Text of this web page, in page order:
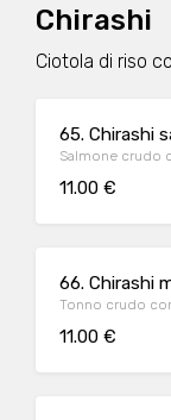
Chirashi
Ciotola di riso
65. Chirashi
Salmone crudo
11.00 €
66. Chirashi
Tonno crudo
11.00 €